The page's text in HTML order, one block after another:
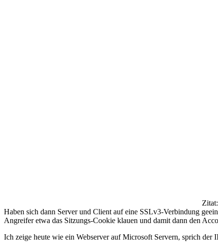
Haben sich dann Server und Client auf eine SSLv3-Verbindung
Angreifer etwa das Sitzungs-Cookie klauen und damit dann den
Ich zeige heute wie ein Webserver auf Microsoft Servern, sprich der